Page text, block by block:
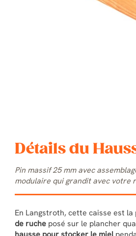
Détails du
Pin massif 25 mm avec
modulaire qui grandit avec votre
En Langstroth, cette caisse est
de ruche posé sur le plancher